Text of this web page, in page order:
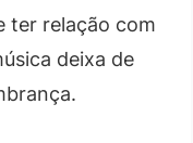
ter relação com
deixa de